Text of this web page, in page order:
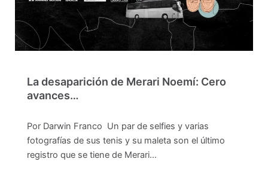
La desaparición de Merari Noemí: Cero
avances…
Por Darwin Franco Un par de selfies y varias
fotografías de sus tenis y su maleta son el último
registro que se tiene de Merari…